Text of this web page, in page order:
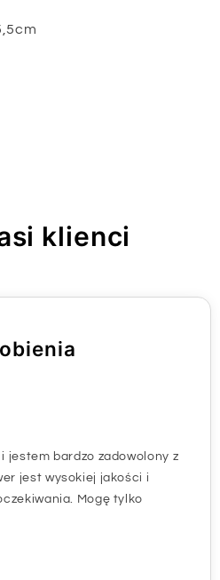
klienci
i jestem bardzo zadowolony z
jest wysokiej jakości i
Mogę tylko